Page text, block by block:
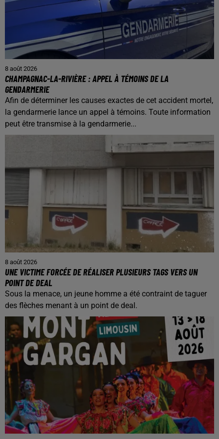
8 août 2026
CHAMPAGNAC-LA-RIVIÈRE : APPEL À TÉMOINS DE LA
GENDARMERIE
Afin de déterminer les causes exactes de cet accident mortel,
la gendarmerie lance un appel à témoins. Toute information
peut être transmise à la gendarmerie...
8 août 2026
UNE VICTIME FORCÉE DE RÉALISER PLUSIEURS TAGS VERS UN
POINT DE DEAL
Sous la menace, un jeune homme a été contraint de taguer
des flèches menant à un point de deal.